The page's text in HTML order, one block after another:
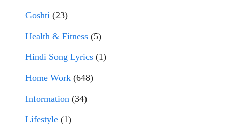
Goshti (23)
Health & Fitness (5)
Hindi Song Lyrics (1)
Home Work (648)
Information (34)
Lifestyle (1)